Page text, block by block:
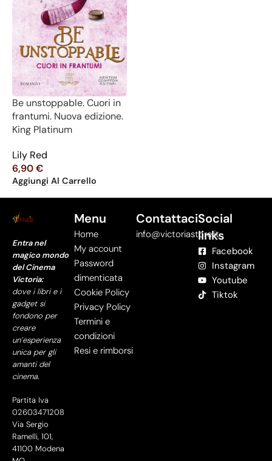
Be unstoppable. Cuori in
frantumi. Nuova edizione.
King Platinum
Lily Red
6,90€
Aggiungi Al Carrello
Entra nel
magico mondo
del Cinema
Victoria:
dove i libri e i
gadget si
fondono per
creare
un’esperienza
unica per gli
amanti del
cinema.
Partita Iva
02603471208
Via Sergio
Ramelli, 101,
41100 Modena
Menu
Home
My account
Password
dimenticata
Cookie Policy
Privacy Policy
Termini e
condizioni
Resi e rimborsi
Contattaci
info@victoriastore.it
Social
links
Facebook
Instagram
Youtube
Tiktok